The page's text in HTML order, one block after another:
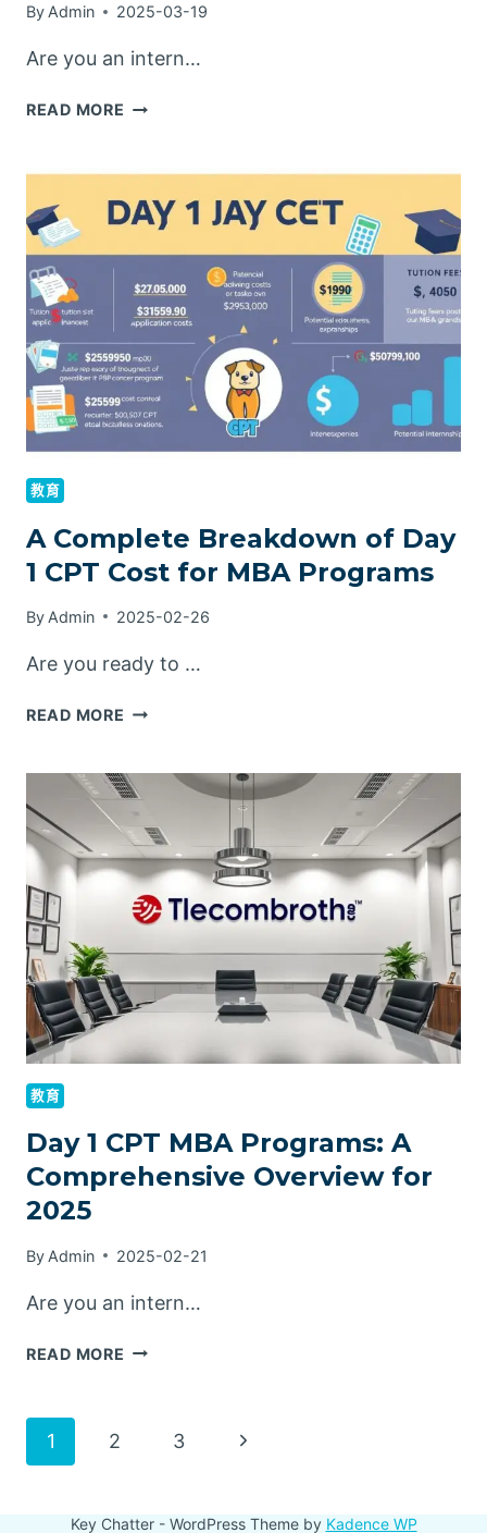
By Admin 2025-03-19
Are you an intern…
READ MORE WHAT
1
CPT
AND
HOW
TO
CHOOSE
THE
RIGHT
UNIVERSITY
教育
A Complete Breakdown of Day
1 CPT Cost for MBA Programs
By Admin 2025-02-26
Are you ready to …
READ MORE A
OF
1
CPT
COST
FOR
PROGRAMS
教育
Day 1 CPT MBA Programs: A
Comprehensive Overview for
2025
By Admin 2025-02-21
Are you an intern…
READ MORE DAY
PROGRAMS:
OVERVIEW
Page
1 2 3
Next
Key Chatter - WordPress Theme by Kadence WP